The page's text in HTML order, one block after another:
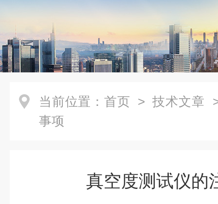
当前位置： 首页 > 技术文章
事项
真空度测试仪的